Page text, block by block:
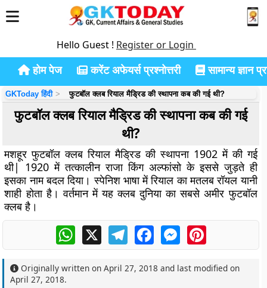
Hello Guest ! Register or Login
होम पेज करेंट अफेयर्स प्रश्नोत्तरी सामान्य ज्ञान
GKToday हिंदी फुटबॉल क्लब रियाल मैड्रिड की स्थापना कब की गई थी?
फुटबॉल क्लब रियाल मैड्रिड की स्थापना कब की गई
थी?
मशहूर फुटबॉल क्लब रियाल मैड्रिड की स्थापना 1902 में की गई
थी| 1920 में तत्कालीन राजा किंग अल्फांसो के इससे जुड़ते ही
इसका नाम बदल दिया। स्पेनिश भाषा में रियाल का मतलब रॉयल यानी
शाही होता है। वर्तमान में यह क्लब दुनिया का सबसे अमीर फुटबॉल
क्लब है।
WhatsApp
X TelegramFacebookMessengerPinterest
Originally written onApril 27, 2018 and last modified on
April 27, 2018.